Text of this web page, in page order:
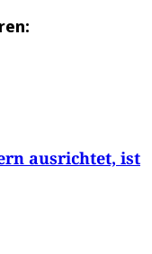
ausrichtet, ist